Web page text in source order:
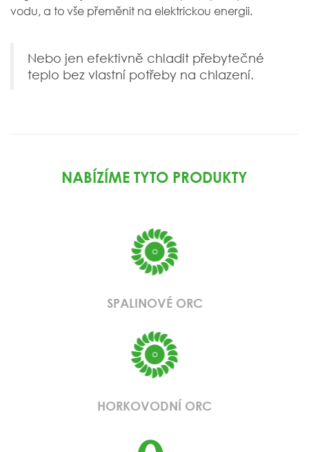
vodu, a to vše přeměnit na elektrickou energii.
Nebo jen efektivně chladit přebytečné
teplo bez vlastní potřeby na chlazení.
NABÍZÍME TYTO PRODUKTY
SPALINOVÉ ORC
HORKOVODNÍ ORC